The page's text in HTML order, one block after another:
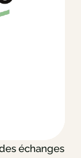
échanges